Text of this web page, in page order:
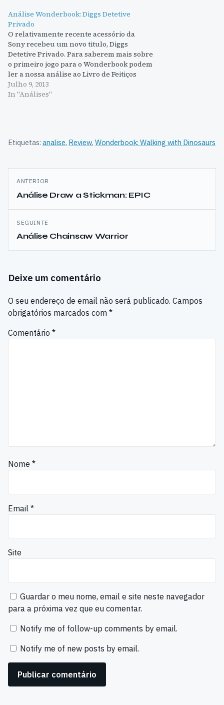
Análise Wonderbook: Diggs Detetive
Privado
O relativamente recente acessório da
Sony recebeu um novo titulo, Diggs
Detetive Privado. Para saberem mais sobre
o primeiro jogo para o Wonderbook podem
ler a nossa análise ao Livro de Feitiços
aqui. Assim, depois de visitar o universo de
Harry Potter, vamos agora conhecer Diggs
Julho 9, 2013
In "Análises"
Etiquetas: analise, Review, Wonderbook: Walking with Dinosaurs
Navegação
de
artigos
ANTERIOR
Análise Draw a Stickman: EPIC
SEGUINTE
Análise Chainsaw Warrior
Deixe um comentário
O seu endereço de email não será publicado. Campos
obrigatórios marcados com *
Comentário *
Nome *
Email *
Site
Guardar o meu nome, email e site neste navegador
para a próxima vez que eu comentar.
Notify me of follow-up comments by email.
Notify me of new posts by email.